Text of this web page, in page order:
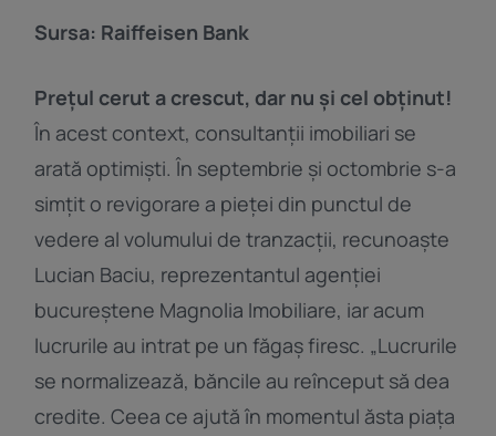
Sursa: Raiffeisen Bank
Prețul cerut a crescut, dar nu și cel obținut!
În acest context, consultanții imobiliari se
arată optimiști. În septembrie și octombrie s-a
simțit o revigorare a pieței din punctul de
vedere al volumului de tranzacții, recunoaște
Lucian Baciu, reprezentantul agenției
bucureștene Magnolia Imobiliare, iar acum
lucrurile au intrat pe un făgaș firesc. „Lucrurile
se normalizează, băncile au reînceput să dea
credite. Ceea ce ajută în momentul ăsta piața